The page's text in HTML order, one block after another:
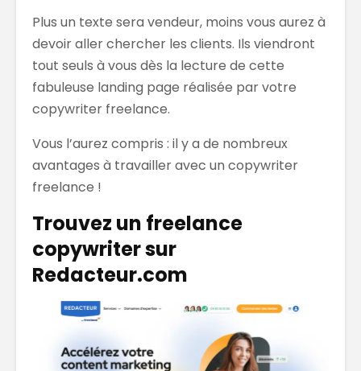
Plus un texte sera vendeur, moins vous aurez à
devoir aller chercher les clients. Ils viendront
tout seuls à vous dès la lecture de cette
fabuleuse landing page réalisée par votre
copywriter freelance.
Vous l’aurez compris : il y a de nombreux
avantages à travailler avec un copywriter
freelance !
Trouvez un freelance
copywriter sur
Redacteur.com